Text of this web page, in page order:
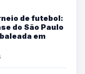
de futebol:
do São Paulo
em